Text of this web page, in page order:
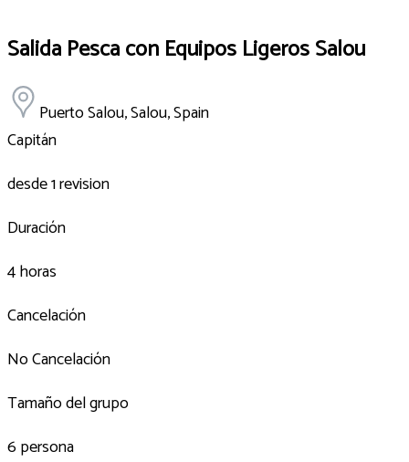
Salida Pesca con Equipos Ligeros Salou
Puerto Salou, Salou, Spain
Capitán
desde 1 revision
Duración
4 horas
Cancelación
No Cancelación
Tamaño del grupo
6 persona